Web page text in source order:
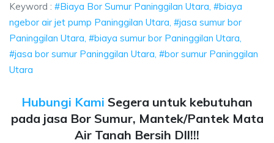
Keyword : #Biaya Bor Sumur Paninggilan Utara, #biaya
ngebor air jet pump Paninggilan Utara, #jasa sumur bor
Paninggilan Utara, #biaya sumur bor Paninggilan Utara,
#jasa bor sumur Paninggilan Utara, #bor sumur Paninggilan
Utara
Hubungi Kami Segera untuk kebutuhan
pada jasa Bor Sumur, Mantek/Pantek Mata
Air Tanah Bersih Dll!!!